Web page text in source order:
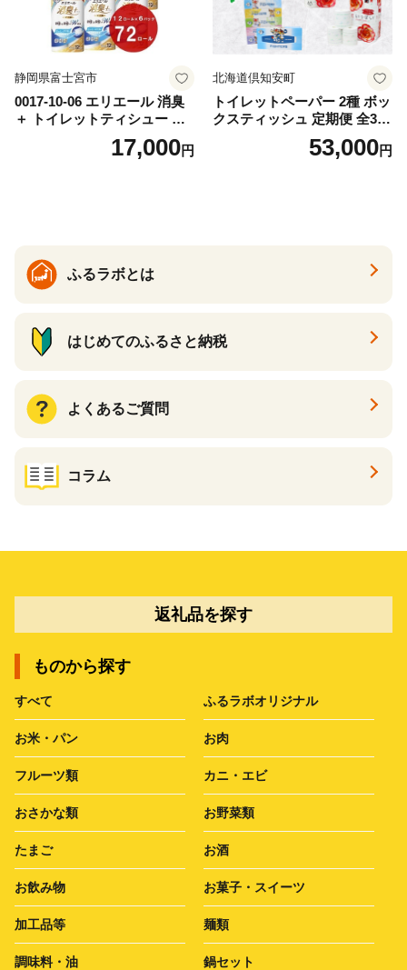
静岡県富士宮市
0017-10-06 エリエール 消臭
＋ トイレットティシュー し
っかり香るフレッシュクリア
の香り ダブル 12ロール×6パ
17,000円
北海道倶知安町
トイレットペーパー 2種 ボッ
クスティッシュ 定期便 全3
回 日本製 まとめ買い 防災
常備品 日用雑貨 消耗品 生活
53,000円
ふるラボとは
はじめてのふるさと納税
よくあるご質問
コラム
返礼品を探す
ものから探す
すべて ふるラボオリジナル
お米・パン お肉
フルーツ類 カニ・エビ
おさかな類 お野菜類
たまご お酒
お飲み物 お菓子・スイーツ
加工品等 麺類
調味料・油 鍋セット